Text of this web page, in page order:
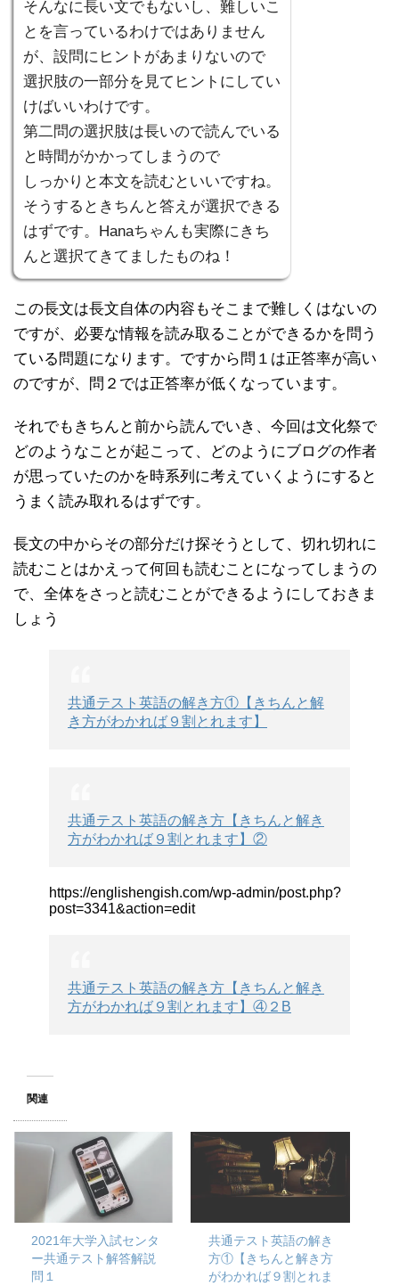
そんなに長い文でもないし、難しいこ
とを言っているわけではありません
が、設問にヒントがあまりないので
選択肢の一部分を見てヒントにしてい
けばいいわけです。
第二問の選択肢は長いので読んでいる
と時間がかかってしまうので
しっかりと本文を読むといいですね。
そうするときちんと答えが選択できる
はずです。Hanaちゃんも実際にきち
んと選択てきてましたものね！
この長文は長文自体の内容もそこまで難しくはないの
ですが、必要な情報を読み取ることができるかを問う
ている問題になります。ですから問１は正答率が高い
のですが、問２では正答率が低くなっています。
それでもきちんと前から読んでいき、今回は文化祭で
どのようなことが起こって、どのようにブログの作者
が思っていたのかを時系列に考えていくようにすると
うまく読み取れるはずです。
長文の中からその部分だけ探そうとして、切れ切れに
読むことはかえって何回も読むことになってしまうの
で、全体をさっと読むことができるようにしておきま
しょう
共通テスト英語の解き方①【きちんと解
き方がわかれば９割とれます】
共通テスト英語の解き方【きちんと解き
方がわかれば９割とれます】②
https://englishengish.com/wp-admin/post.php?
post=3341&action=edit
共通テスト英語の解き方【きちんと解き
方がわかれば９割とれます】④２B
関連
2021年大学入試センタ
ー共通テスト解答解説
問１
共通テスト英語の解き
方①【きちんと解き方
がわかれば９割とれま